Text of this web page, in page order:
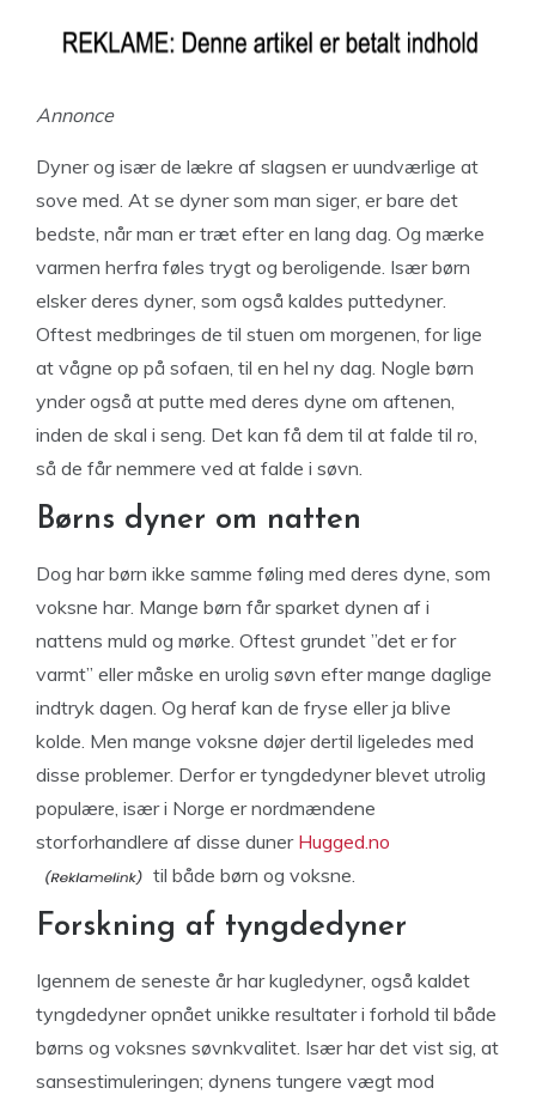
Annonce
Dyner og især de lækre af slagsen er uundværlige at
sove med. At se dyner som man siger, er bare det
bedste, når man er træt efter en lang dag. Og mærke
varmen herfra føles trygt og beroligende. Især børn
elsker deres dyner, som også kaldes puttedyner.
Oftest medbringes de til stuen om morgenen, for lige
at vågne op på sofaen, til en hel ny dag. Nogle børn
ynder også at putte med deres dyne om aftenen,
inden de skal i seng. Det kan få dem til at falde til ro,
så de får nemmere ved at falde i søvn.
Børns dyner om natten
Dog har børn ikke samme føling med deres dyne, som
voksne har. Mange børn får sparket dynen af i
nattens muld og mørke. Oftest grundet ”det er for
varmt” eller måske en urolig søvn efter mange daglige
indtryk dagen. Og heraf kan de fryse eller ja blive
kolde. Men mange voksne døjer dertil ligeledes med
disse problemer. Derfor er tyngdedyner blevet utrolig
populære, især i Norge er nordmændene
storforhandlere af disse duner Hugged.no
til både børn og voksne.
Forskning af tyngdedyner
Igennem de seneste år har kugledyner, også kaldet
tyngdedyner opnået unikke resultater i forhold til både
børns og voksnes søvnkvalitet. Især har det vist sig, at
sansestimuleringen; dynens tungere vægt mod